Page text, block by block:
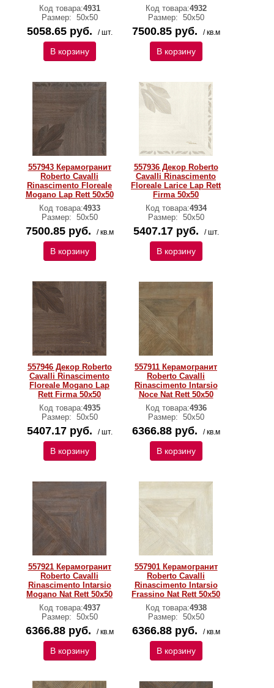
Код товара:4931
Размер: 50x50
5058.65 руб. / шт.
В корзину
Код товара:4932
Размер: 50x50
7500.85 руб. / кв.м
В корзину
557943 Керамогранит
Roberto Cavalli
Rinascimento Floreale
Mogano Lаp Rett 50х50
Код товара:4933
Размер: 50x50
7500.85 руб. / кв.м
В корзину
557936 Декор Roberto
Cavalli Rinascimento
Floreale Larice Lap Rett
Firma 50x50
Код товара:4934
Размер: 50x50
5407.17 руб. / шт.
В корзину
557946 Декор Roberto
Cavalli Rinascimento
Floreale Mogano Lap
Rett Firma 50x50
Код товара:4935
Размер: 50x50
5407.17 руб. / шт.
В корзину
557911 Керамогранит
Roberto Cavalli
Rinascimento Intarsio
Noce Nat Rett 50x50
Код товара:4936
Размер: 50x50
6366.88 руб. / кв.м
В корзину
557921 Керамогранит
Roberto Cavalli
Rinascimento Intarsio
Mogano Nat Rett 50x50
Код товара:4937
Размер: 50x50
6366.88 руб. / кв.м
В корзину
557901 Керамогранит
Roberto Cavalli
Rinascimento Intarsio
Frassino Nat Rett 50x50
Код товара:4938
Размер: 50x50
6366.88 руб. / кв.м
В корзину